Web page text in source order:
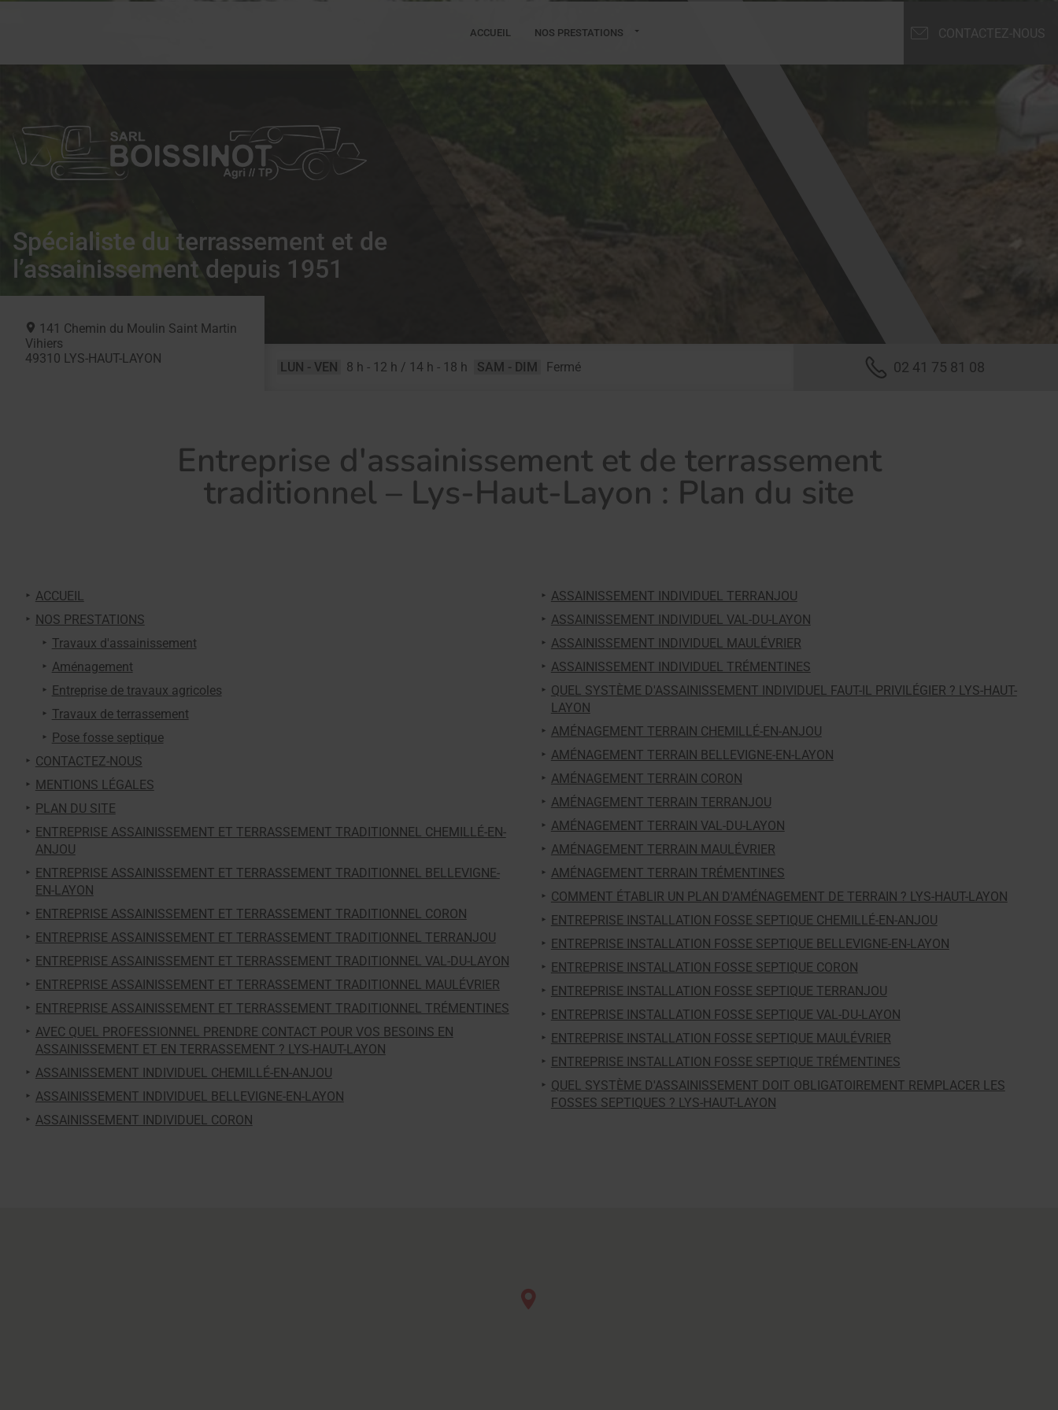
Spécialiste du terrassement et de
l’assainissement depuis 1951
02 41 75 81 08
141 Chemin du Moulin Saint Martin
Vihiers
49310 LYS-HAUT-LAYON
LUN - VEN 8 h - 12 h / 14 h - 18 h SAM - DIM Fermé
ACCUEIL NOS PRESTATIONS CONTACTEZ-NOUS
Entreprise d'assainissement et de terrassement
traditionnel – Lys-Haut-Layon : Plan du site
ACCUEIL
NOS PRESTATIONS
Travaux d'assainissement
Aménagement
Entreprise de travaux agricoles
Travaux de terrassement
Pose fosse septique
CONTACTEZ-NOUS
MENTIONS LÉGALES
PLAN DU SITE
ENTREPRISE ASSAINISSEMENT ET TERRASSEMENT TRADITIONNEL CHEMILLÉ-EN-
ANJOU
ENTREPRISE ASSAINISSEMENT ET TERRASSEMENT TRADITIONNEL BELLEVIGNE-
EN-LAYON
ENTREPRISE ASSAINISSEMENT ET TERRASSEMENT TRADITIONNEL CORON
ENTREPRISE ASSAINISSEMENT ET TERRASSEMENT TRADITIONNEL TERRANJOU
ENTREPRISE ASSAINISSEMENT ET TERRASSEMENT TRADITIONNEL VAL-DU-LAYON
ENTREPRISE ASSAINISSEMENT ET TERRASSEMENT TRADITIONNEL MAULÉVRIER
ENTREPRISE ASSAINISSEMENT ET TERRASSEMENT TRADITIONNEL TRÉMENTINES
AVEC QUEL PROFESSIONNEL PRENDRE CONTACT POUR VOS BESOINS EN
ASSAINISSEMENT ET EN TERRASSEMENT ? LYS-HAUT-LAYON
ASSAINISSEMENT INDIVIDUEL CHEMILLÉ-EN-ANJOU
ASSAINISSEMENT INDIVIDUEL BELLEVIGNE-EN-LAYON
ASSAINISSEMENT INDIVIDUEL CORON
ASSAINISSEMENT INDIVIDUEL TERRANJOU
ASSAINISSEMENT INDIVIDUEL VAL-DU-LAYON
ASSAINISSEMENT INDIVIDUEL MAULÉVRIER
ASSAINISSEMENT INDIVIDUEL TRÉMENTINES
QUEL SYSTÈME D'ASSAINISSEMENT INDIVIDUEL FAUT-IL PRIVILÉGIER ? LYS-HAUT-
LAYON
AMÉNAGEMENT TERRAIN CHEMILLÉ-EN-ANJOU
AMÉNAGEMENT TERRAIN BELLEVIGNE-EN-LAYON
AMÉNAGEMENT TERRAIN CORON
AMÉNAGEMENT TERRAIN TERRANJOU
AMÉNAGEMENT TERRAIN VAL-DU-LAYON
AMÉNAGEMENT TERRAIN MAULÉVRIER
AMÉNAGEMENT TERRAIN TRÉMENTINES
COMMENT ÉTABLIR UN PLAN D'AMÉNAGEMENT DE TERRAIN ? LYS-HAUT-LAYON
ENTREPRISE INSTALLATION FOSSE SEPTIQUE CHEMILLÉ-EN-ANJOU
ENTREPRISE INSTALLATION FOSSE SEPTIQUE BELLEVIGNE-EN-LAYON
ENTREPRISE INSTALLATION FOSSE SEPTIQUE CORON
ENTREPRISE INSTALLATION FOSSE SEPTIQUE TERRANJOU
ENTREPRISE INSTALLATION FOSSE SEPTIQUE VAL-DU-LAYON
ENTREPRISE INSTALLATION FOSSE SEPTIQUE MAULÉVRIER
ENTREPRISE INSTALLATION FOSSE SEPTIQUE TRÉMENTINES
QUEL SYSTÈME D'ASSAINISSEMENT DOIT OBLIGATOIREMENT REMPLACER LES
FOSSES SEPTIQUES ? LYS-HAUT-LAYON